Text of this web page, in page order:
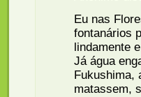
Eu nas
fontanários
lindamente
Já água
Fukushima,
matassem,